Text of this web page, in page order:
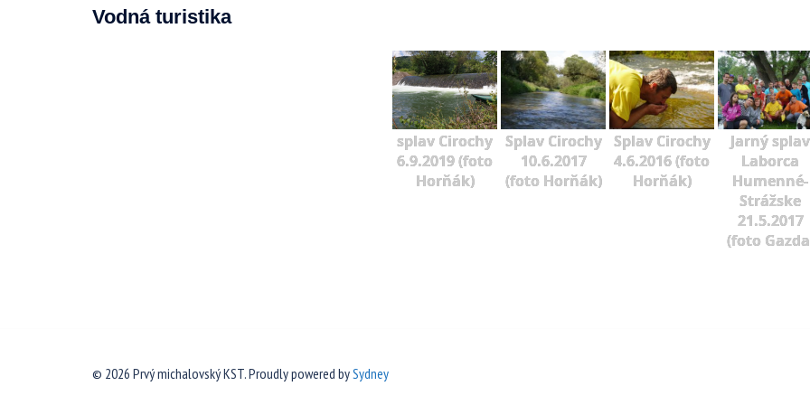
Vodná turistika
splav Cirochy
6.9.2019 (foto
Horňák)
Splav Cirochy
10.6.2017
(foto Horňák)
Splav Cirochy
4.6.2016 (foto
Horňák)
Jarný splav
Laborca
Humenné-
Strážske
21.5.2017
(foto
© 2026 Prvý michalovský KST. Proudly powered bySydney